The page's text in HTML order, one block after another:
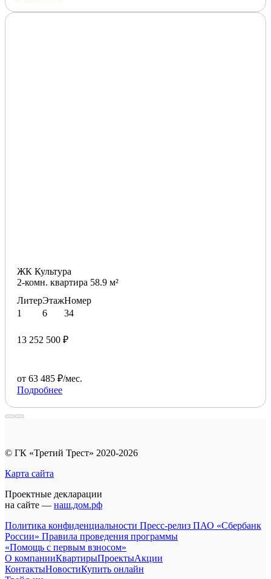
ЖК Культура
2-комн. квартира 58.9 м²
Литер
1
Этаж
6
Номер
34
13 252 500 ₽
от 63 485 ₽/мес.
Подробнее
© ГК «Третий Трест» 2020-2026
Карта сайта
Проектные декларации
на сайте — наш.дом.рф
Политика конфиденциальности Пресс-релиз ПАО «Сбербанк
России» Правила проведения программы
«Помощь с первым взносом»
О компанииКвартирыПроектыАкции
КонтактыНовостиКупить онлайн